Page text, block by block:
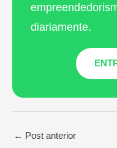
diariamente.
← Post anterior